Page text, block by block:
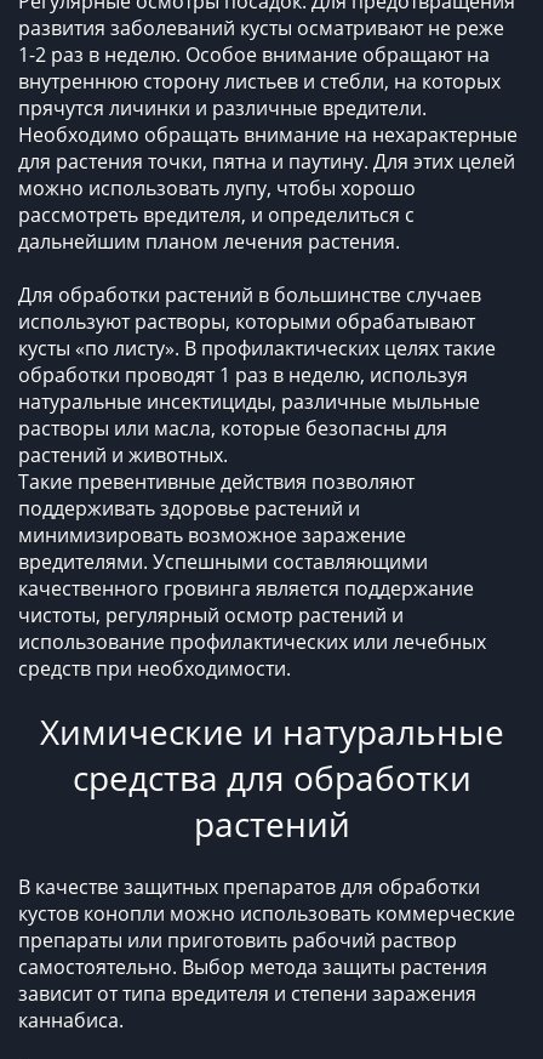
развития заболеваний кусты осматривают не реже
1-2 раз в неделю. Особое внимание обращают на
внутреннюю сторону листьев и стебли, на которых
прячутся личинки и различные вредители.
Необходимо обращать внимание на нехарактерные
для растения точки, пятна и паутину. Для этих целей
можно использовать лупу, чтобы хорошо
рассмотреть вредителя, и определиться с
дальнейшим планом лечения растения.
Для обработки растений в большинстве случаев
используют растворы, которыми обрабатывают
кусты «по листу». В профилактических целях такие
обработки проводят 1 раз в неделю, используя
натуральные инсектициды, различные мыльные
растворы или масла, которые безопасны для
растений и животных.
Такие превентивные действия позволяют
поддерживать здоровье растений и
минимизировать возможное заражение
вредителями. Успешными составляющими
качественного гровинга является поддержание
чистоты, регулярный осмотр растений и
использование профилактических или лечебных
средств при необходимости.
Химические и натуральные
средства для обработки
растений
В качестве защитных препаратов для обработки
кустов конопли можно использовать коммерческие
препараты или приготовить рабочий раствор
самостоятельно. Выбор метода защиты растения
зависит от типа вредителя и степени заражения
каннабиса.